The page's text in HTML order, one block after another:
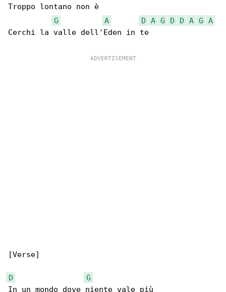
Troppo lontano non è
G
A D A G D D A G
A
Cerchi la valle dell'Eden in te
[Verse]
D
G